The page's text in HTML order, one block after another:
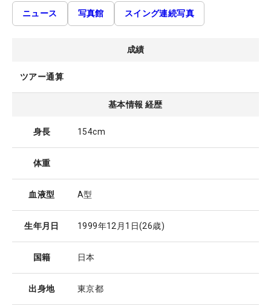
ニュース 写真館 スイング連続写真
成績
ツアー通算
基本情報 経歴
身長 154cm
体重
血液型 A型
生年月日 1999年12月1日(26歳)
国籍 日本
出身地 東京都